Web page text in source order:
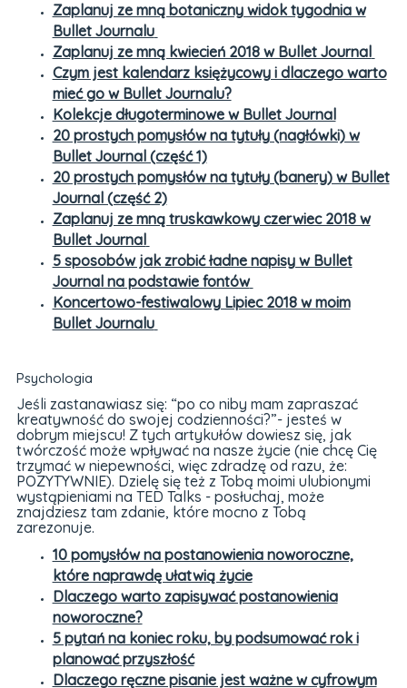
Zaplanuj ze mną botaniczny widok tygodnia w
Bullet Journalu
Zaplanuj ze mną kwiecień 2018 w Bullet Journal
Czym jest kalendarz księżycowy i dlaczego warto
mieć go w Bullet Journalu?
Kolekcje długoterminowe w Bullet Journal
20 prostych pomysłów na tytuły (nagłówki) w
Bullet Journal (część 1)
20 prostych pomysłów na tytuły (banery) w Bullet
Journal (część 2)
Zaplanuj ze mną truskawkowy czerwiec 2018 w
Bullet Journal
5 sposobów jak zrobić ładne napisy w Bullet
Journal na podstawie fontów
Koncertowo-festiwalowy Lipiec 2018 w moim
Bullet Journalu
Psychologia
Jeśli zastanawiasz się: “po co niby mam zapraszać
kreatywność do swojej codzienności?”- jesteś w
dobrym miejscu! Z tych artykułów dowiesz się, jak
twórczość może wpływać na nasze życie (nie chcę Cię
trzymać w niepewności, więc zdradzę od razu, że:
POZYTYWNIE). Dzielę się też z Tobą moimi ulubionymi
wystąpieniami na TED Talks - posłuchaj, może
znajdziesz tam zdanie, które mocno z Tobą
zarezonuje.
10 pomysłów na postanowienia noworoczne,
które naprawdę ułatwią życie
Dlaczego warto zapisywać postanowienia
noworoczne?
5 pytań na koniec roku, by podsumować rok i
planować przyszłość
Dlaczego ręczne pisanie jest ważne w cyfrowym